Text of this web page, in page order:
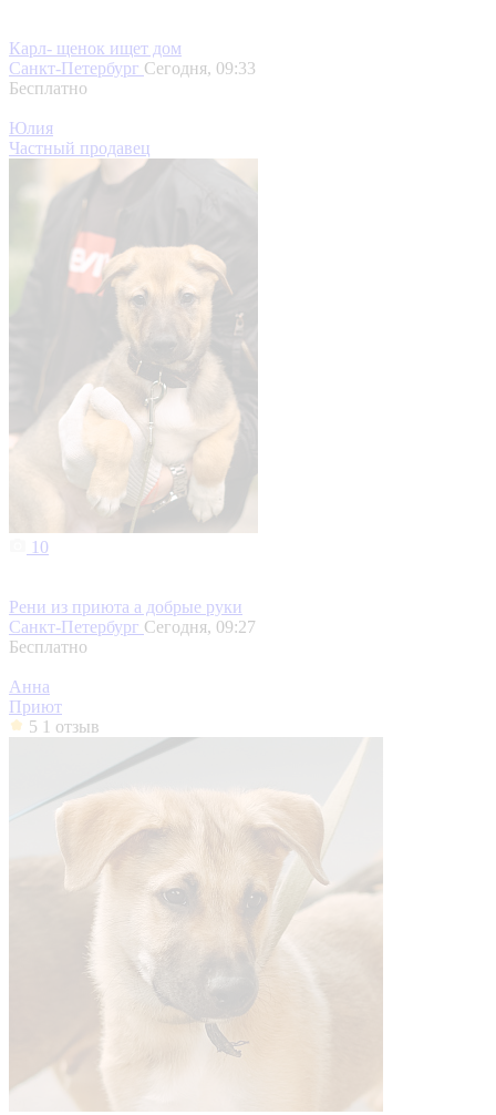
Карл- щенок ищет дом
Санкт-Петербург Сегодня, 09:33
Бесплатно
Юлия
Частный продавец
10
Рени из приюта а добрые руки
Санкт-Петербург Сегодня, 09:27
Бесплатно
Анна
Приют
5 1 отзыв